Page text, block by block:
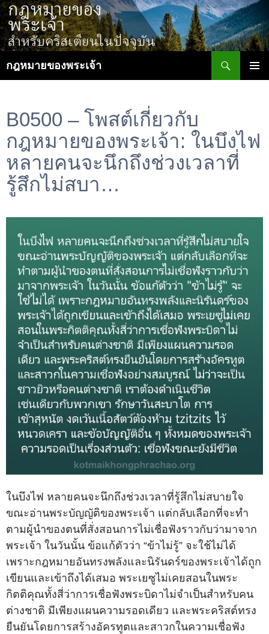
ข้าม
ไป
ยัง
กฎหมายของพระเจ้า
B0500 – โพสต์เกี่ยวกับ
กฎหมายของพระเจ้า: ในบึงไฟ
หลายคนจะนึกถึงช่วงเวลาที่
รู้สึกไม่สบา…
ในบึงไฟ หลายคนจะนึกถึงช่วงเวลาที่รู้สึกไม่สบายใจ
ขณะอ่านพระบัญญัติของพระเจ้า แต่กลับเลือกที่จะทำ
ตามผู้นำของตนที่สั่งสอนการไม่เชื่อฟังราวกับว่ามาจาก
พระเจ้า ในวันนั้น ข้อแก้ตัวว่า “ข้าไม่รู้” จะใช้ไม่ได้
เพราะกฎหมายอันทรงพลังและนิรันดร์ของพระเจ้าได้ถูก
เขียนและเข้าถึงได้เสมอ พระเยซูไม่เคยสอนในพระ
กิตติคุณทั้งสี่ว่าการเชื่อฟังพระบิดาไม่จำเป็นสำหรับคน
ต่างชาติ มีเพียงแผนความรอดเดียว และพระคริสต์ทรง
ยืนยันโดยการสร้างอัครทูตและสาวกในความเชื่อฟัง